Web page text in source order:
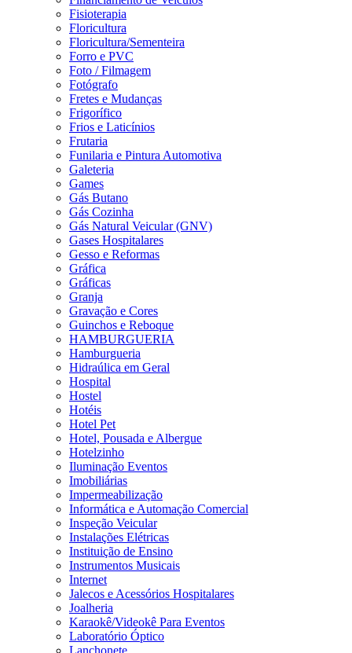
Fisioterapia
Floricultura
Floricultura/Sementeira
Forro e PVC
Foto / Filmagem
Fotógrafo
Fretes e Mudanças
Frigorífico
Frios e Laticínios
Frutaria
Funilaria e Pintura Automotiva
Galeteria
Games
Gás Butano
Gás Cozinha
Gás Natural Veicular (GNV)
Gases Hospitalares
Gesso e Reformas
Gráfica
Gráficas
Granja
Gravação e Cores
Guinchos e Reboque
HAMBURGUERIA
Hamburgueria
Hidraúlica em Geral
Hospital
Hostel
Hotéis
Hotel Pet
Hotel, Pousada e Albergue
Hotelzinho
Iluminação Eventos
Imobiliárias
Impermeabilização
Informática e Automação Comercial
Inspeção Veicular
Instalações Elétricas
Instituição de Ensino
Instrumentos Musicais
Internet
Jalecos e Acessórios Hospitalares
Joalheria
Karaokê/Videokê Para Eventos
Laboratório Óptico
Lanchonete